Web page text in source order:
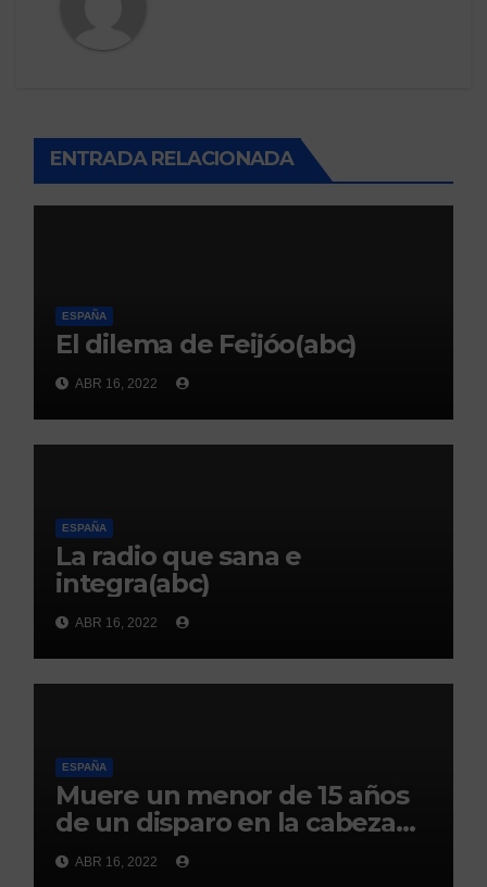
ENTRADA RELACIONADA
ESPAÑA
El dilema de Feijóo(abc)
ABR 16, 2022
ESPAÑA
La radio que sana e
integra(abc)
ABR 16, 2022
ESPAÑA
Muere un menor de 15 años
de un disparo en la cabeza
en Ceuta(abc)
ABR 16, 2022